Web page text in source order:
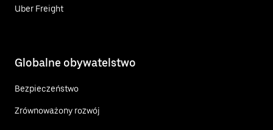
Uber Freight
Globalne obywatelstwo
Bezpieczeństwo
Zrównoważony rozwój